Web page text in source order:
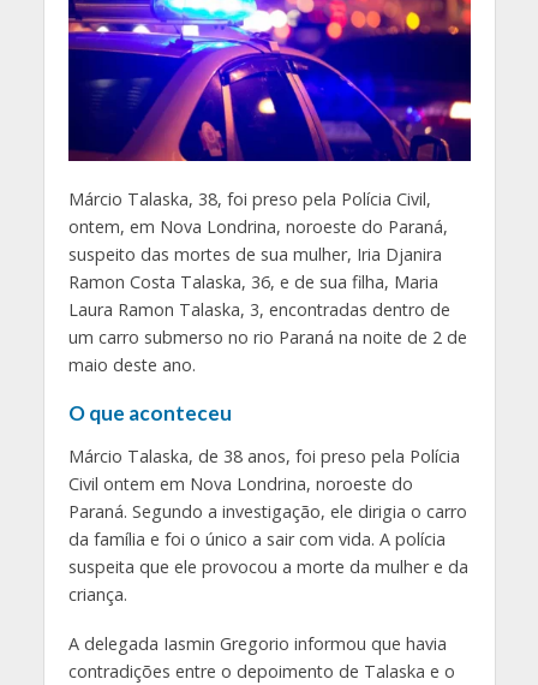
Márcio Talaska, 38, foi preso pela Polícia Civil,
ontem, em Nova Londrina, noroeste do Paraná,
suspeito das mortes de sua mulher, Iria Djanira
Ramon Costa Talaska, 36, e de sua filha, Maria
Laura Ramon Talaska, 3, encontradas dentro de
um carro submerso no rio Paraná na noite de 2 de
maio deste ano.
O que aconteceu
Márcio Talaska, de 38 anos, foi preso pela Polícia
Civil ontem em Nova Londrina, noroeste do
Paraná. Segundo a investigação, ele dirigia o carro
da família e foi o único a sair com vida. A polícia
suspeita que ele provocou a morte da mulher e da
criança.
A delegada Iasmin Gregorio informou que havia
contradições entre o depoimento de Talaska e o